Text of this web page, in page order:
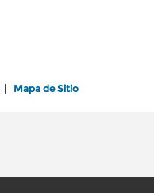
Mapa de Sitio